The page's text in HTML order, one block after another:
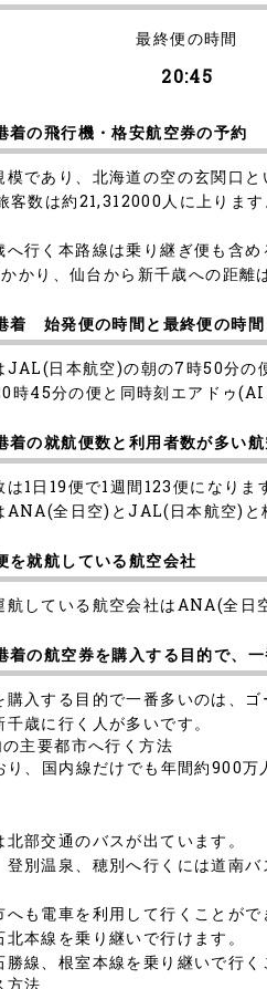
最終便の時間
20:45
の飛行機・格安航空券の予約
であり、北海道の空の玄関口
数は約21,312000人に上ります
行く本路線は乗り継ぎ便も含
かり、仙台から新千歳への距離
着 始発便の時間と最終便の時間
日本航空)の朝の7時50分の
時45分の便と同時刻エアドゥ
の就航便数と利用者数が多い
1日19便で1週間123便になりま
ANA(全日空)とJAL(日本航空)
を就航している航空会社
航している航空会社はANA(全
の航空券を購入する目的で、
入する目的で一番多いのは、
歳に行く人が多いです。
主要都市へ行く方法
、国内線だけでも年間約900
部交通のバスが出ています。
別温泉、穂別へ行くには道南バ
も電車を利用して行くことがで
本線を乗り継いで行けます。
線、根室本線を乗り継いで行く
方法